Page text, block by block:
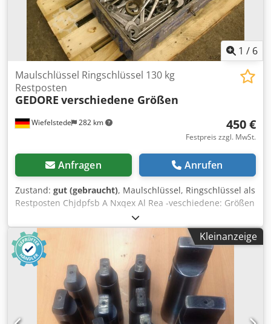
1 / 6
Wiefelstede 282 km
Maulschlüssel Ringschlüssel 130 kg
Restposten
GEDORE verschiedene Größen
450 €
Festpreis zzgl. MwSt.
Anfragen Anrufen
Zustand: gut (gebraucht), Maulschlüssel, Ringschlüssel als
Restposten Chjdpfsb A Nxqex Al Rea -veschiedene: Größen
-Gewicht Werkzeug: ca. 100 kg -Hersteller: Gedore, Promat,
Rahsol -Transportkiste: 800/450/H320 mm -Gewicht inkl.
Verpackung: 130 kg
Kleinanzeige